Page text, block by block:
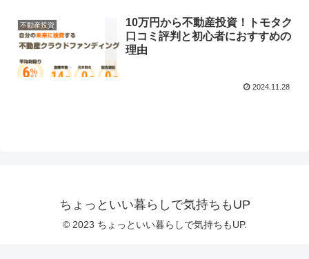
不動産投資
10万円から不動産投資！トモタク
口コミ評判と初心者におすすめの
理由
2024.11.28
ちょっといい暮らしで気持ちもUP
© 2023 ちょっといい暮らしで気持ちもUP.